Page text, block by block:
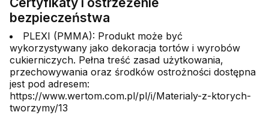
bezpieczeństwa
PLEXI (PMMA): Produkt może być
wykorzystywany jako dekoracja tortów i wyrobów
cukierniczych. Pełna treść zasad użytkowania,
przechowywania oraz środków ostrożności dostępna
jest pod adresem:
https://www.wertom.com.pl/pl/i/Materialy-z-ktorych-
tworzymy/13